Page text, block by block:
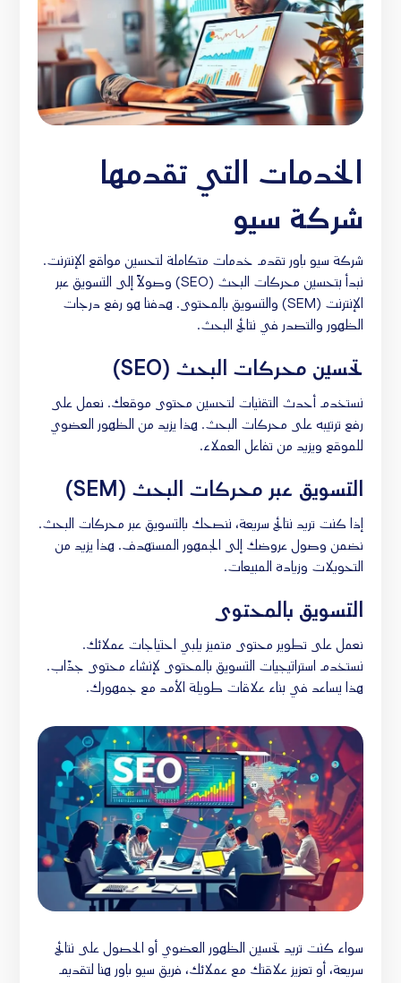
الخدمات التي تقدمها
شركة سيو
شركة سيو باور تقدم خدمات متكاملة لتحسين مواقع الإنترنت.
نبدأ بتحسين محركات البحث (SEO) وصولاً إلى التسويق عبر
الإنترنت (SEM) والتسويق بالمحتوى. هدفنا هو رفع درجات
الظهور والتصدر في نتائج البحث.
تحسين محركات البحث (SEO)
نستخدم أحدث التقنيات لتحسين محتوى موقعك. نعمل على
رفع ترتيبه على محركات البحث. هذا يزيد من الظهور العضوي
للموقع ويزيد من تفاعل العملاء.
التسويق عبر محركات البحث (SEM)
إذا كنت تريد نتائج سريعة، ننصحك بالتسويق عبر محركات البحث.
نضمن وصول عروضك إلى الجمهور المستهدف. هذا يزيد من
التحويلات وزيادة المبيعات.
التسويق بالمحتوى
نعمل على تطوير محتوى متميز يلبي احتياجات عملائك.
نستخدم استراتيجيات التسويق بالمحتوى لإنشاء محتوى جذّاب.
هذا يساعد في بناء علاقات طويلة الأمد مع جمهورك.
سواء كنت تريد تحسين الظهور العضوي أو الحصول على نتائج
سريعة، أو تعزيز علاقتك مع عملائك، فريق سيو باور هنا لتقديم